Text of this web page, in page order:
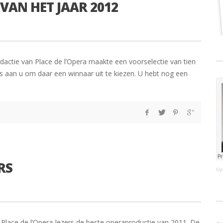
HET JAAR 2012
van Place de l’Opera maakte een voorselectie van tien
u om daar een winnaar uit te kiezen. U hebt nog een